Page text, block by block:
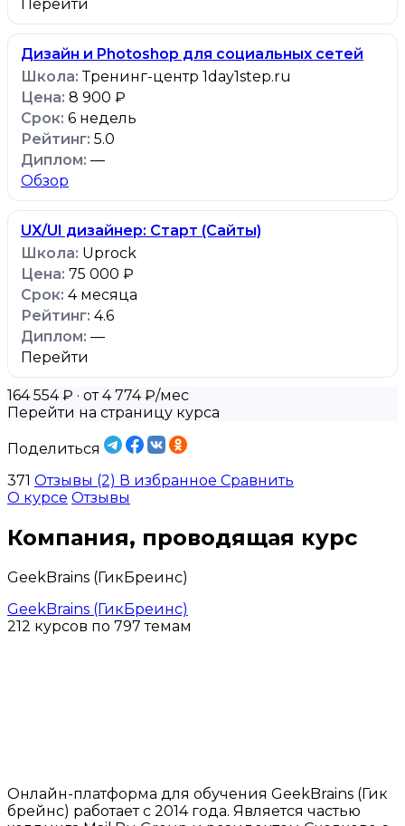
Перейти
Дизайн и Photoshop для социальных сетей
Тренинг-центр 1day1step.ru
8 900 ₽
6 недель
5.0
—
Обзор
UX/UI дизайнер: Старт (Сайты)
Uprock
75 000 ₽
4 месяца
4.6
—
Перейти
164 554 ₽ · от 4 774 ₽/мес
Перейти на страницу курса
Поделиться
371 Отзывы (2) В избранное Сравнить
О курсе Отзывы
Компания, проводящая курс
GeekBrains (ГикБреинс)
GeekBrains (ГикБреинс)
212 курсов по 797 темам
Онлайн-платформа для обучения GeekBrains (Гик
брейнс) работает с 2014 года. Является частью